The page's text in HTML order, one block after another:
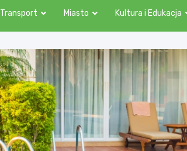
Transport Miasto Kultura i Edukacja